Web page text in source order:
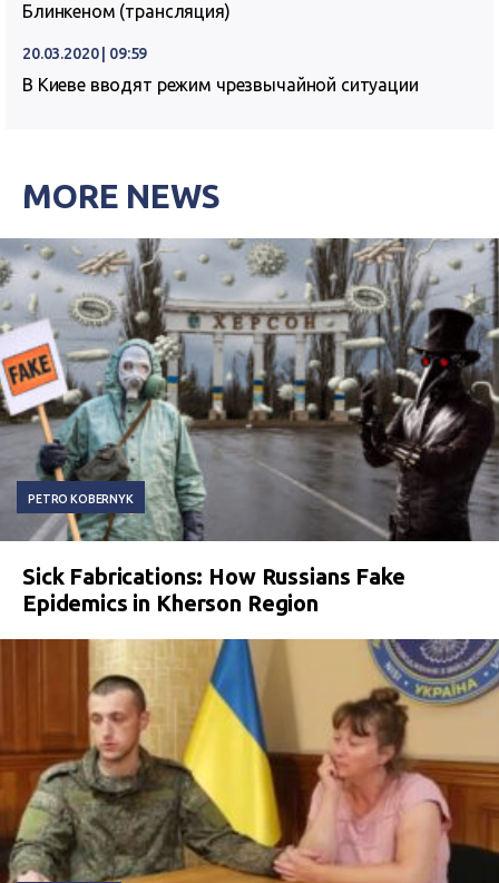
Блинкеном (трансляция)
20.03.2020 | 09:59
В Киеве вводят режим чрезвычайной ситуации
MORE NEWS
PETRO KOBERNYK
Sick Fabrications: How Russians Fake
Epidemics in Kherson Region